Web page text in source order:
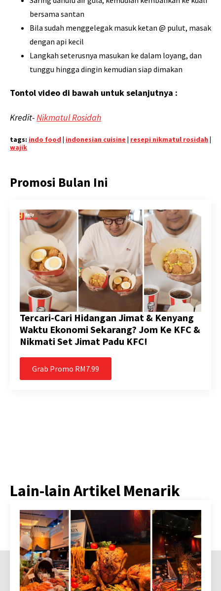
bersama santan
Bila sudah menggelegak masuk ketan @ pulut, masak
dengan api kecil
Langkah seterusnya masukan ke dalam loyang, dan
tunggu hingga dingin kemudian siap dimakan
Tontol video di bawah untuk selanjutnya :
Kredit-Nikmatul Rosidah
tags: indo food indonesian cuisine resepi nikmatul rosidah
wajik
Promosi Bulan Ini
Tercari-Cari Hidangan Jimat & Kenyang
Waktu Ekonomi Sekarang? Jom Ke KFC &
Nikmati Set Jimat Padu KFC!
Grab Promo RM7.99
Lain-lain Artikel Menarik